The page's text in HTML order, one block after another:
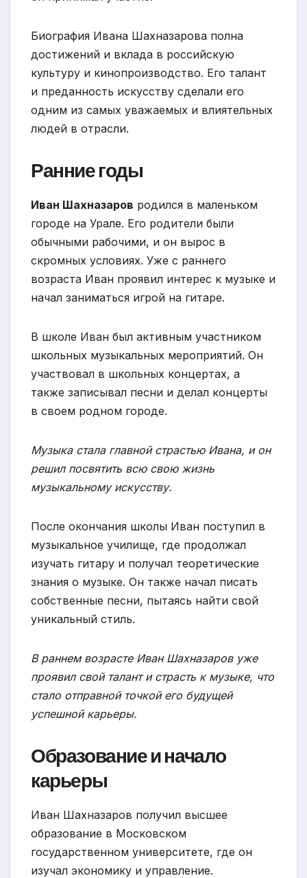
Биография Ивана Шахназарова полна
достижений и вклада в российскую
культуру и кинопроизводство. Его талант
и преданность искусству сделали его
одним из самых уважаемых и влиятельных
людей в отрасли.
Ранние годы
Иван Шахназаров родился в маленьком
городе на Урале. Его родители были
обычными рабочими, и он вырос в
скромных условиях. Уже с раннего
возраста Иван проявил интерес к музыке и
начал заниматься игрой на гитаре.
В школе Иван был активным участником
школьных музыкальных мероприятий. Он
участвовал в школьных концертах, а
также записывал песни и делал концерты
в своем родном городе.
Музыка стала главной страстью Ивана, и он
решил посвятить всю свою жизнь
музыкальному искусству.
После окончания школы Иван поступил в
музыкальное училище, где продолжал
изучать гитару и получал теоретические
знания о музыке. Он также начал писать
собственные песни, пытаясь найти свой
уникальный стиль.
В раннем возрасте Иван Шахназаров уже
проявил свой талант и страсть к музыке, что
стало отправной точкой его будущей
успешной карьеры.
Образование и начало
карьеры
Иван Шахназаров получил высшее
образование в Московском
государственном университете, где он
изучал экономику и управление.